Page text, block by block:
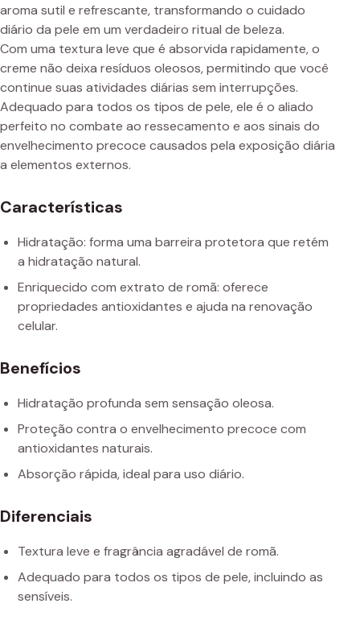
aroma sutil e refrescante, transformando o cuidado
diário da pele em um verdadeiro ritual de beleza.
Com uma textura leve que é absorvida rapidamente, o
creme não deixa resíduos oleosos, permitindo que você
continue suas atividades diárias sem interrupções.
Adequado para todos os tipos de pele, ele é o aliado
perfeito no combate ao ressecamento e aos sinais do
envelhecimento precoce causados pela exposição diária
a elementos externos.
Características
Hidratação: forma uma barreira protetora que retém
a hidratação natural.
Enriquecido com extrato de romã: oferece
propriedades antioxidantes e ajuda na renovação
celular.
Benefícios
Hidratação profunda sem sensação oleosa.
Proteção contra o envelhecimento precoce com
antioxidantes naturais.
Absorção rápida, ideal para uso diário.
Diferenciais
Textura leve e fragrância agradável de romã.
Adequado para todos os tipos de pele, incluindo as
sensíveis.